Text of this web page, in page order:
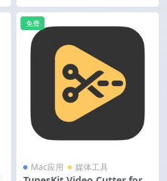
Mac应用 媒体工具
免费